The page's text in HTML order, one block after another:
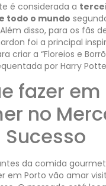
é considerada a
todo o mundo
disso, para os fãs
foi a principal
criar a “Floreios e
por Harry
fazer em
no
Sucesso
da comida
em Porto vão amar